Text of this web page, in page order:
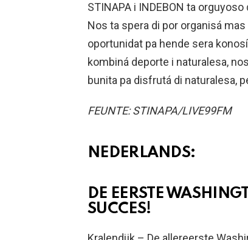
STINAPA i INDEBON ta
Nos ta spera di por organisá
oportunidat pa hende sera
kombiná deporte i naturalesa,
bunita pa disfrutá di naturalesa,
FEUNTE: STINAPA/LIVE99FM
NEDERLANDS:
DE EERSTE
SUCCES!